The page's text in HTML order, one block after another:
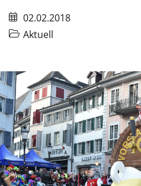
02.02.2018
Aktuell